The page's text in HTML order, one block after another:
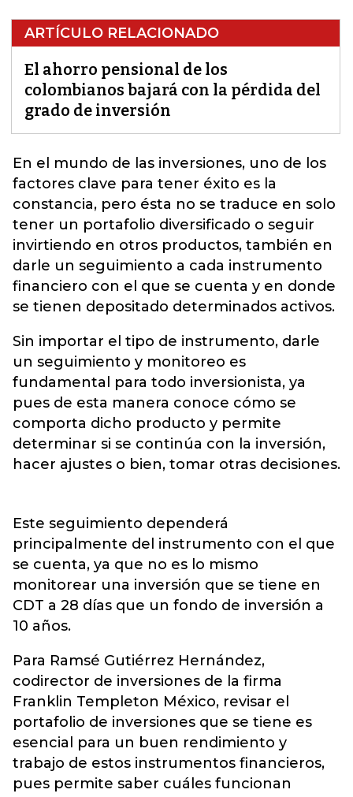
ARTÍCULO RELACIONADO
El ahorro pensional de los
colombianos bajará con la pérdida del
grado de inversión
En el mundo de las inversiones, uno de los
factores clave para tener éxito es la
constancia, pero ésta no se traduce en solo
tener un portafolio diversificado o seguir
invirtiendo en otros productos, también en
darle un seguimiento a cada instrumento
financiero con el que se cuenta y en donde
se tienen depositado determinados activos.
Sin importar el tipo de instrumento, darle
un seguimiento y monitoreo es
fundamental para todo inversionista, ya
pues de esta manera conoce cómo se
comporta dicho producto y permite
determinar si se continúa con la inversión,
hacer ajustes o bien, tomar otras decisiones.
Este seguimiento dependerá
principalmente del instrumento con el que
se cuenta, ya que no es lo mismo
monitorear una inversión que se tiene en
CDT a 28 días que un fondo de inversión a
10 años.
Para Ramsé Gutiérrez Hernández,
codirector de inversiones de la firma
Franklin Templeton México, revisar el
portafolio de inversiones que se tiene es
esencial para un buen rendimiento y
trabajo de estos instrumentos financieros,
pues permite saber cuáles funcionan